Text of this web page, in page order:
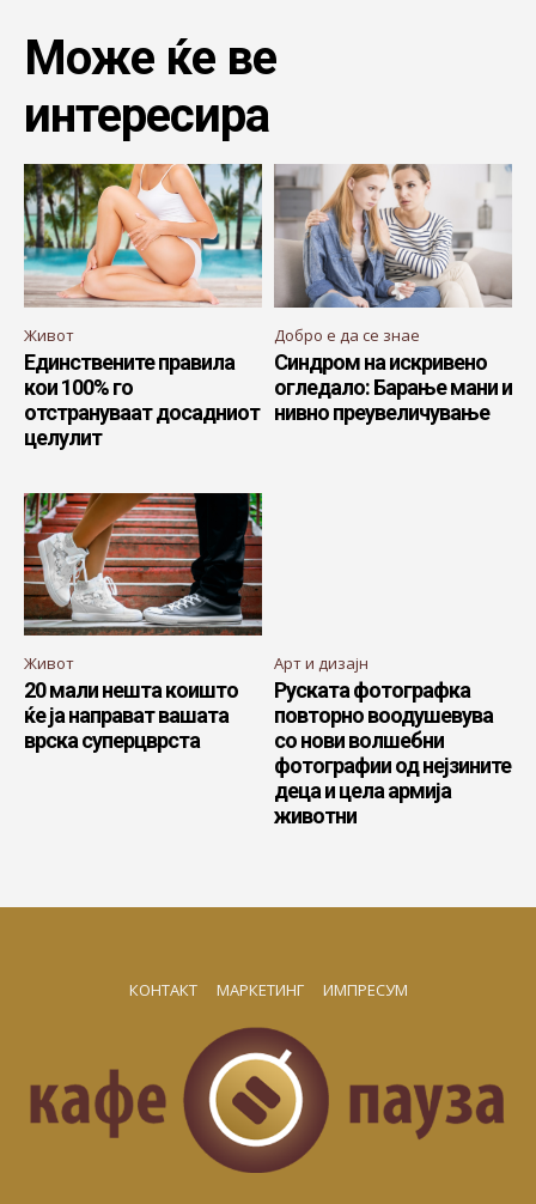
Може ќе ве
интересира
Живот
Единствените правила
кои 100% го
отстрануваат досадниот
целулит
Добро е да се знае
Синдром на искривено
огледало: Барање мани и
нивно преувеличување
Живот
20 мали нешта коишто
ќе ја направат вашата
врска суперцврста
Арт и дизајн
Руската фотографка
повторно воодушевува
со нови волшебни
фотографии од нејзините
деца и цела армија
животни
КОНТАКТ МАРКЕТИНГ ИМПРЕСУМ